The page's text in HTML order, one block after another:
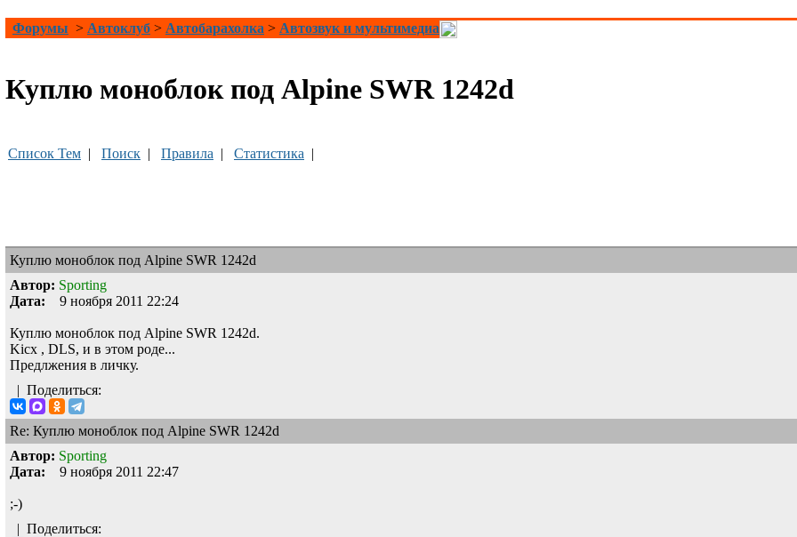
Форумы > Автоклуб > Автобарахолка > Автозвук и мультимедиа
Куплю моноблок под Alpine SWR 1242d
Список Тем | Поиск | Правила | Статистика |
Куплю моноблок под Alpine SWR 1242d
Автор: Sporting
Дата: 9 ноября 2011 22:24
Куплю моноблок под Alpine SWR 1242d.
Kicx , DLS, и в этом роде...
Предлжения в личку.
| Поделиться:
Re: Куплю моноблок под Alpine SWR 1242d
Автор: Sporting
Дата: 9 ноября 2011 22:47
;-)
| Поделиться: